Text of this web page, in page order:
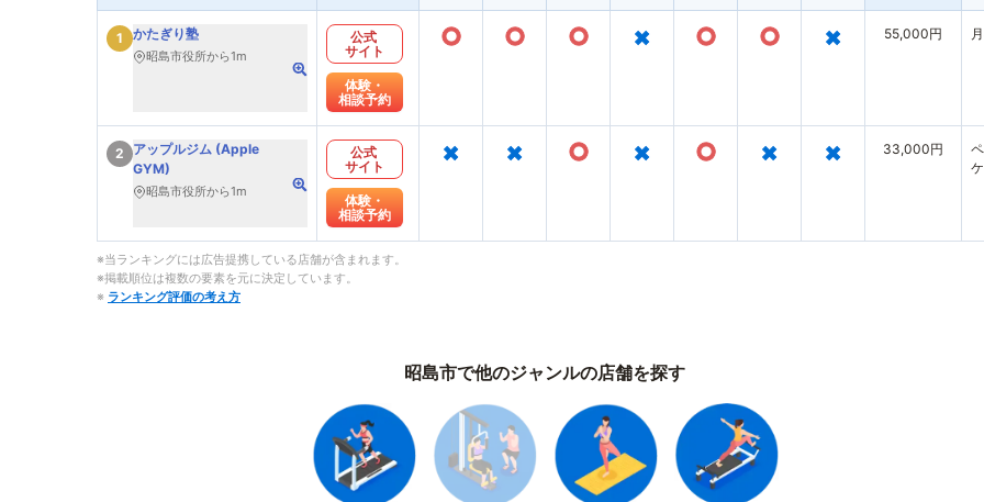
1 かたぎり塾
昭島市役所から1m
公式
サイト
体験・
相談予約
○ ○ ○ × ○ ○ × 55,000円
2
アップルジム (Apple
GYM)
昭島市役所から1m
公式
サイト
体験・
相談予約
× × ○ × ○ × × 33,000円
ケ
※当ランキングには広告提携している店舗が含まれます。
※掲載順位は複数の要素を元に決定しています。
※ ランキング評価の考え方
昭島市で他のジャンルの店舗を探す